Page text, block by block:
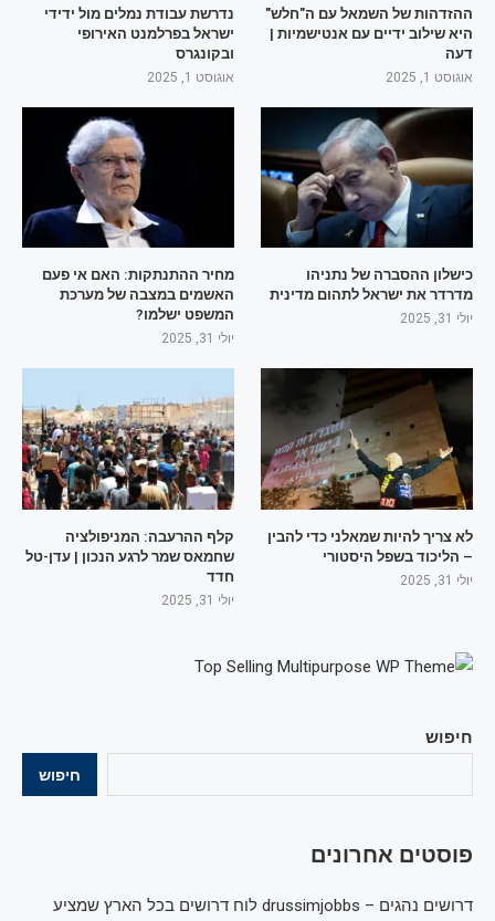
חיפוש
חיפוש
פוסטים אחרונים
דרושים נהגים – drussimjobbs לוח דרושים בכל הארץ שמציע
ההזדהות של השמאל עם ה"חלש"
היא שילוב ידיים עם אנטישמיות |
דעה
אוגוסט 1, 2025
נדרשת עבודת נמלים מול ידידי
ישראל בפרלמנט האירופי
ובקונגרס
אוגוסט 1, 2025
כישלון ההסברה של נתניהו
מדרדר את ישראל לתהום מדינית
יולי 31, 2025
מחיר ההתנתקות: האם אי פעם
האשמים במצבה של מערכת
המשפט ישלמו?
יולי 31, 2025
לא צריך להיות שמאלני כדי להבין
– הליכוד בשפל היסטורי
יולי 31, 2025
קלף ההרעבה: המניפולציה
שחמאס שמר לרגע הנכון | עדן-טל
חדד
יולי 31, 2025